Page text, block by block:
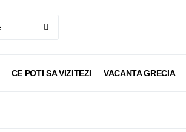
CE POTI SA VIZITEZI VACANTA GRECIA